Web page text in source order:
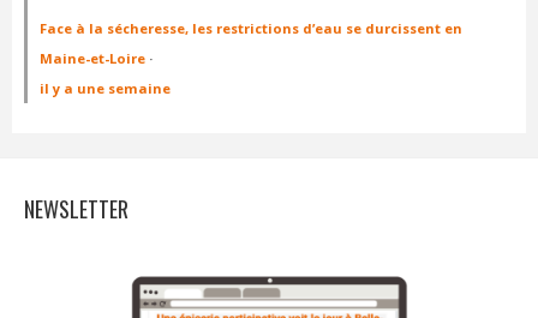
Face à la sécheresse, les restrictions d’eau se durcissent en
Maine-et-Loire ·
il y a une semaine
NEWSLETTER